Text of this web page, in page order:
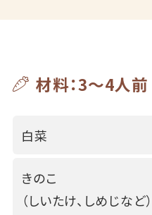
材料：3～4人前
白菜
きのこ
（しいたけ、しめじなど）